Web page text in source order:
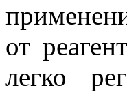
от
легко